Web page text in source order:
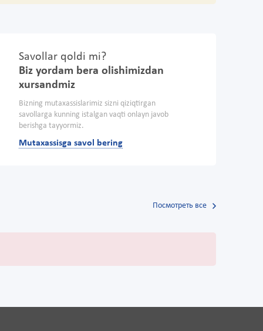
Savollar qoldi mi?
Biz yordam bera olishimizdan
xursandmiz
Bizning mutaxassislarimiz sizni qiziqtirgan
savollarga kunning istalgan vaqti onlayn javob
berishga tayyormiz.
Mutaxassisga savol bering
Посмотреть все